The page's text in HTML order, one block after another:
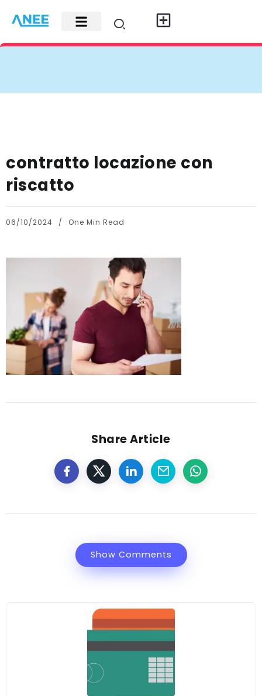
contratto locazione con
riscatto
06/10/2024 One Min Read
Share Article
Show Comments